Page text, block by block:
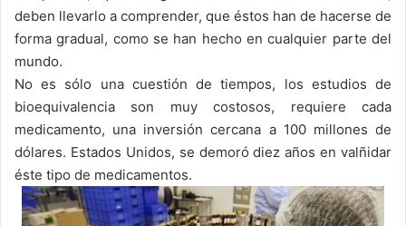
deben llevarlo a comprender, que éstos han de hacerse de
forma gradual, como se han hecho en cualquier parte del
mundo.
No es sólo una cuestión de tiempos, los estudios de
bioequivalencia son muy costosos, requiere cada
medicamento, una inversión cercana a 100 millones de
dólares. Estados Unidos, se demoró diez años en valñidar
éste tipo de medicamentos.